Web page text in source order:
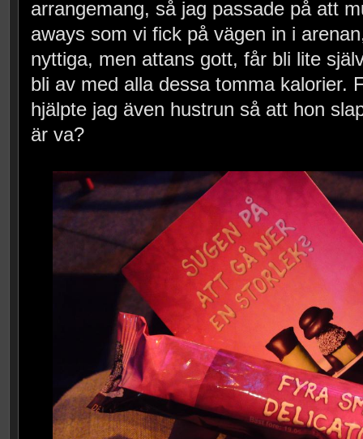
arrangemang, så jag passade på att
aways som vi fick på vägen in i
nyttiga, men attans gott, får bli lite
bli av med alla dessa tomma kalorier.
hjälpte jag även hustrun så att hon
är va?